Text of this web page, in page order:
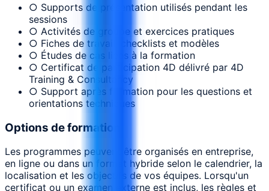
○ Supports de présentation utilisés pendant les
sessions
○ Activités de groupe et exercices pratiques
○ Fiches de travail, checklists et modèles
○ Études de cas liées à la formation
○ Certificat de participation 4D délivré par 4D
Training & Consultancy
○ Support après formation pour les questions et
orientations techniques
Options de formation
Les programmes peuvent être organisés en entreprise,
en ligne ou dans un format hybride selon le calendrier, la
localisation et les objectifs de vos équipes. Lorsqu'un
certificat ou un examen externe est inclus, les règles et